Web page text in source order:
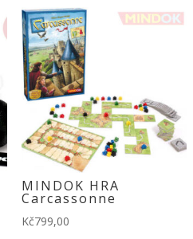
MINDOK HRA
Carcassonne
Kč799,00